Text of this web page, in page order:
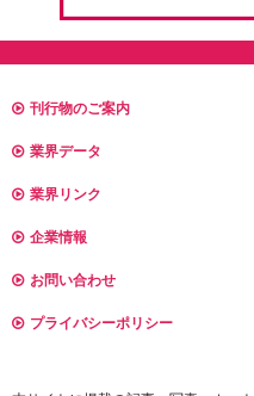
刊行物のご案内
業界データ
業界リンク
企業情報
お問い合わせ
プライバシーポリシー